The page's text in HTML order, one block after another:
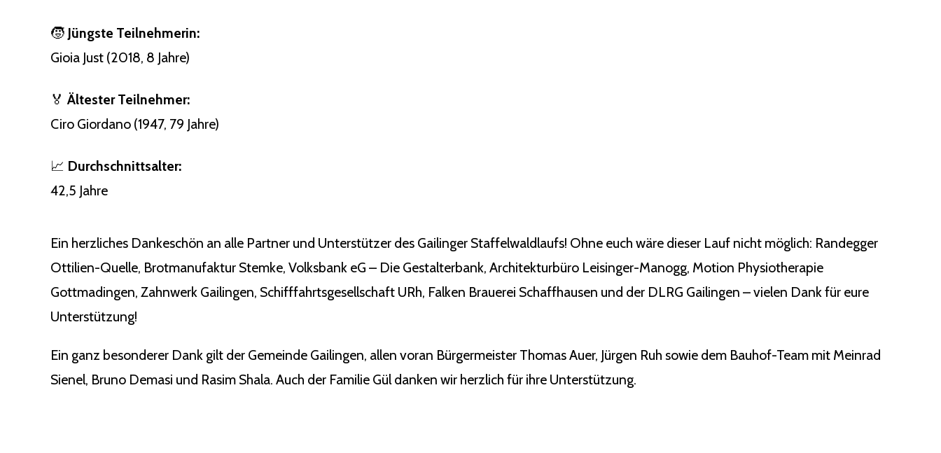
🧒 Jüngste Teilnehmerin:
Gioia Just (2018, 8 Jahre)
🏅 Ältester Teilnehmer:
Ciro Giordano (1947, 79 Jahre)
📈 Durchschnittsalter:
42,5 Jahre
Ein herzliches Dankeschön an alle Partner und Unterstützer des Gailinger Staffelwaldlaufs! Ohne euch wäre dieser Lauf nicht möglich: Randegger
Ottilien-Quelle, Brotmanufaktur Stemke, Volksbank eG – Die Gestalterbank, Architekturbüro Leisinger-Manogg, Motion Physiotherapie
Gottmadingen, Zahnwerk Gailingen, Schifffahrtsgesellschaft URh, Falken Brauerei Schaffhausen und der DLRG Gailingen – vielen Dank für eure
Unterstützung!
Ein ganz besonderer Dank gilt der Gemeinde Gailingen, allen voran Bürgermeister Thomas Auer, Jürgen Ruh sowie dem Bauhof-Team mit Meinrad
Sienel, Bruno Demasi und Rasim Shala. Auch der Familie Gül danken wir herzlich für ihre Unterstützung.